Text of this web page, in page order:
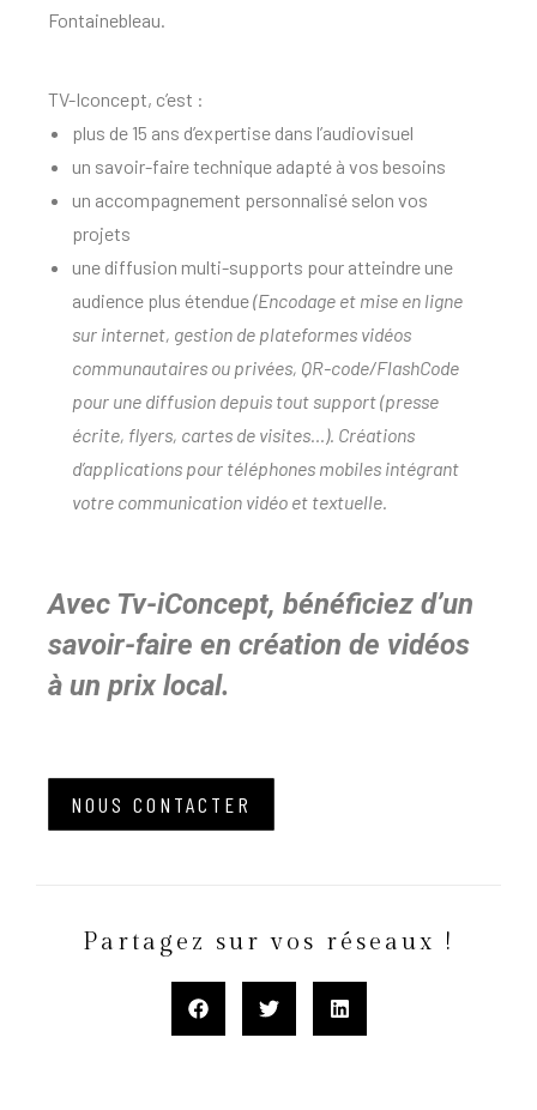
Fontainebleau.
TV-Iconcept, c’est :
plus de 15 ans d’expertise dans l’audiovisuel
un savoir-faire technique adapté à vos besoins
un accompagnement personnalisé selon vos
projets
une diffusion multi-supports pour atteindre une
audience plus étendue(Encodage et mise en ligne
sur internet, gestion de plateformes vidéos
communautaires ou privées, QR-code/FlashCode
pour une diffusion depuis tout support (presse
écrite, flyers, cartes de visites…). Créations
d’applications pour téléphones mobiles intégrant
votre communication vidéo et textuelle.
Avec Tv-iConcept, bénéficiez d’un
savoir-faire en création de vidéos
à un prix local.
NOUS CONTACTER
Partagez sur vos réseaux !